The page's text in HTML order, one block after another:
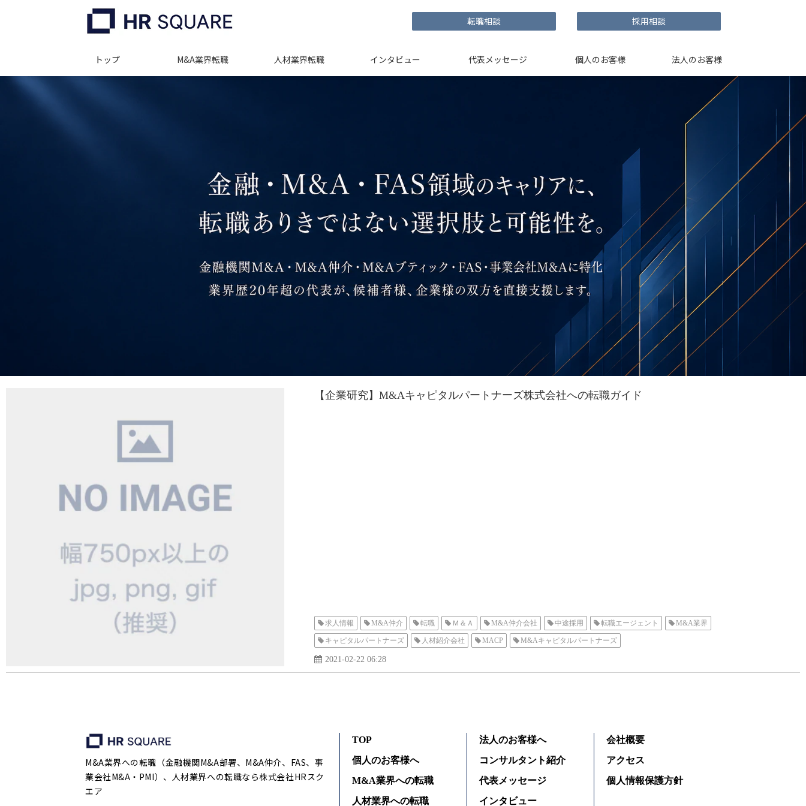
転職相談 採用相談
トップ M&A業界転職 人材業界転職 インタビュー 代表メッセージ 個人のお客様 法人のお客様
【企業研究】M&Aキャピタルパートナーズ株式会社への転職ガイド
求人情報 M&A仲介 転職 Ｍ＆Ａ M&A仲介会社 中途採用 転職エージェント M&A業界
キャピタルパートナーズ 人材紹介会社 MACP M&Aキャピタルパートナーズ
2021-02-22 06:28
M&A業界への転職（金融機関M&A部署、M&A仲介、FAS、事
業会社M&A・PMI）、人材業界への転職なら株式会社HRスク
エア
TOP
個人のお客様へ
M&A業界への転職
人材業界への転職
法人のお客様へ
コンサルタント紹介
代表メッセージ
インタビュー
会社概要
アクセス
個人情報保護方針